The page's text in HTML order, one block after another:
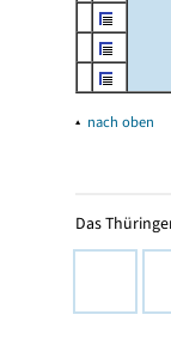
▴ nach oben
Das